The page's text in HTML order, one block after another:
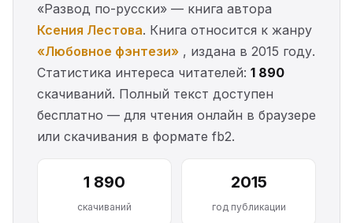
«Развод по-русски» — книга автора
Ксения Лестова. Книга относится к жанру
«Любовное фэнтези» , издана в 2015 году.
Статистика интереса читателей: 1 890
скачиваний. Полный текст доступен
бесплатно — для чтения онлайн в браузере
или скачивания в формате fb2.
1 890
скачиваний
2015
год публикации